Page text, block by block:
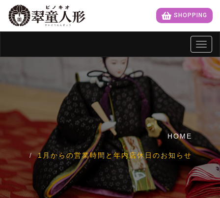
SHOPPING
HOME
1月からの営業時間と年内店休日のお知らせ